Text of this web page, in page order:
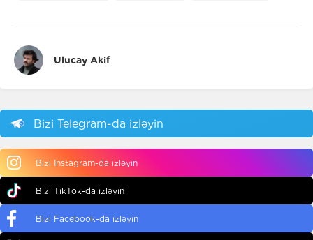
Ulucay Akif
Bizi Telegram-da izləyin
Bizi Instagram-da izləyin
Bizi TikTok-da izləyin
Bizi Facebook-da izləyin